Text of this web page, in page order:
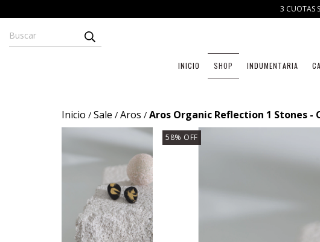
3 CUOTAS
INICIO SHOP INDUMENTARIA
Inicio / Sale / Aros / Aros Organic Reflection 1 Stones -
58% OFF